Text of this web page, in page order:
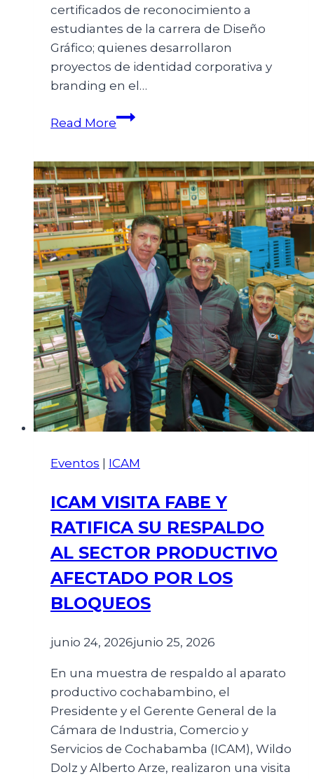
certificados de reconocimiento a
estudiantes de la carrera de Diseño
Gráfico; quienes desarrollaron
proyectos de identidad corporativa y
branding en el…
Read More
Eventos ICAM
ICAM VISITA FABE Y
RATIFICA SU RESPALDO
AL SECTOR PRODUCTIVO
AFECTADO POR LOS
BLOQUEOS
junio 24, 2026junio 25, 2026
En una muestra de respaldo al aparato
productivo cochabambino, el
Presidente y el Gerente General de la
Cámara de Industria, Comercio y
Servicios de Cochabamba (ICAM), Wildo
Dolz y Alberto Arze, realizaron una visita